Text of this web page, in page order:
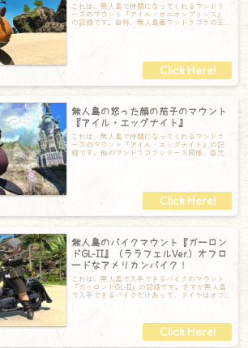
これは、無人島で仲間になってくれるマンドラ
ーズのマウント『アイル・オニオンプリンス』
の記録です。自称、無人島産マンドラゴラの王
子。温厚な両親のもと何不自由なく育てられた
無人島の怒った顔の茄子のマウント
『アイル・エッグナイト』
これは、無人島で仲間になってくれるマンドラ
ーズのマウント『アイル・エッグナイト』の記
録です。他のマンドラゴラシリーズ同様、首元
には可愛らしいボレロ風の服を着ています。よ
無人島のバイクマウント『ガーロン
ドGL-II』（ララフェルVer.）オフロ
ードなアメリカンバイク！
これは、無人島で入手できるバイクのマウント
『ガーロンドGL-II』の記録です。さすが無人島
で入手できるバイクだけあって、タイヤはオフ